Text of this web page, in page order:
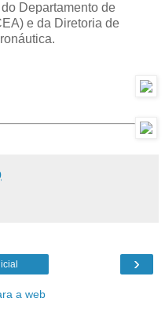
Departamento de
e da Diretoria de
›
a web